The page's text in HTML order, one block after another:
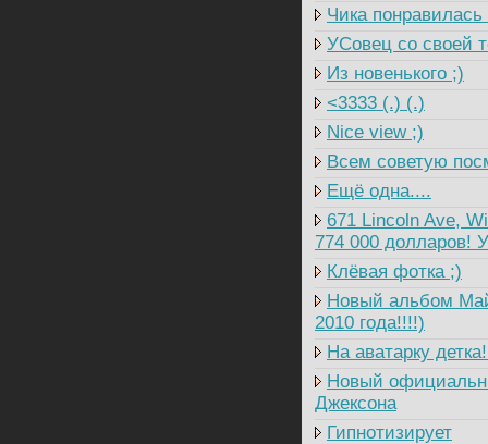
Чика понравилась
УСовец со своей
Из новенького ;)
<3333 (.) (.)
Nice view ;)
Всем советую
Ещё одна....
671 Lincoln Ave,
774 000 долларов!
Клёвая фотка ;)
Новый альбом
2010 года!!!!)
На аватарку
Новый
Джексона
Гипнотизирует